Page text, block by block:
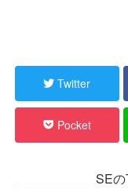
Twitter
Pocket
SE